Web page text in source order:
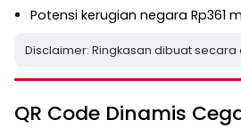
Potensi kerugian negara Rp361
Disclaimer: Ringkasan dibuat secara
QR Code Dinamis